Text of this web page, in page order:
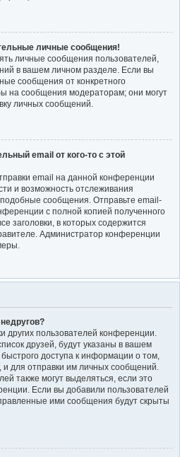
личные сообщения!
личные сообщения пользователей,
в вашем личном разделе. Если вы
сообщения от конкретного
на сообщения модераторам; они могут
личных сообщений.
email от кого-то с этой
email на данной конференции
и возможность отслеживания
сообщения. Отправьте email-
с полной копией полученного
заголовки, в которых содержится
Администратор конференции
других пользователей конференции.
друзей, будут указаны в вашем
доступа к информации о том,
и для отправки им личных сообщений.
также могут выделяться, если это
Если вы добавили пользователей
ими сообщения будут скрыты